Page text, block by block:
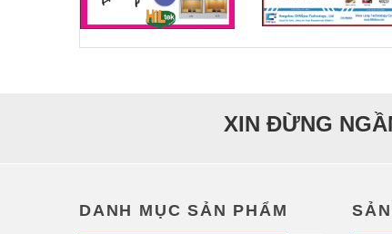
XIN ĐỪNG
DANH MỤC SẢN PHẨM